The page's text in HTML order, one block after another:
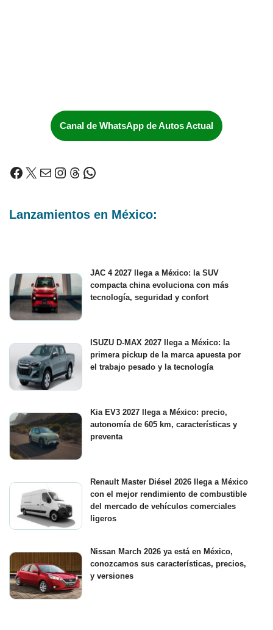
Canal de WhatsApp de Autos Actual
Lanzamientos en México:
JAC 4 2027 llega a México: la SUV
compacta china evoluciona con más
tecnología, seguridad y confort
ISUZU D-MAX 2027 llega a México: la
primera pickup de la marca apuesta por
el trabajo pesado y la tecnología
Kia EV3 2027 llega a México: precio,
autonomía de 605 km, características y
preventa
Renault Master Diésel 2026 llega a México
con el mejor rendimiento de combustible
del mercado de vehículos comerciales
ligeros
Nissan March 2026 ya está en México,
conozcamos sus características, precios,
y versiones